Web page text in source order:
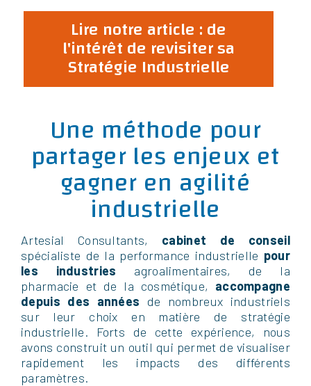
Lire notre article : de
l'intérêt de revisiter sa
Stratégie Industrielle
Une méthode pour
partager les enjeux et
gagner en agilité
industrielle
Artesial Consultants, cabinet de conseil
spécialiste de la performance industrielle pour
les industries agroalimentaires, de la
pharmacie et de la cosmétique, accompagne
depuis des années de nombreux industriels
sur leur choix en matière de stratégie
industrielle. Forts de cette expérience, nous
avons construit un outil qui permet de visualiser
rapidement les impacts des différents
paramètres.